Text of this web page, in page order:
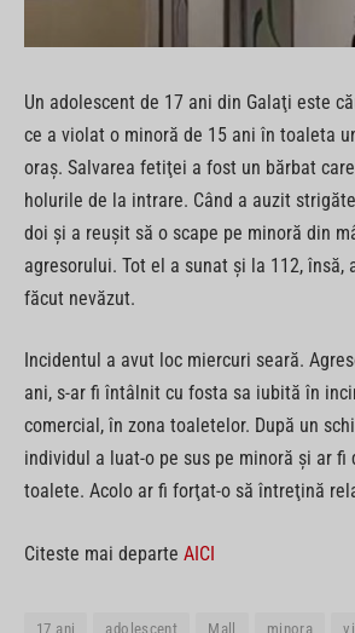
Un adolescent de 17 ani din Galaţi este
ce a violat o minoră de 15 ani în toaleta
oraş. Salvarea fetiţei a fost un bărbat
holurile de la intrare. Când a auzit
doi şi a reuşit să o scape pe minoră din
agresorului. Tot el a sunat şi la 112, însă,
făcut nevăzut.
Incidentul a avut loc miercuri seară.
ani, s-ar fi întâlnit cu fosta sa iubită în
comercial, în zona toaletelor. După un
individul a luat-o pe sus pe minoră şi ar fi
toalete. Acolo ar fi forţat-o să întreţină
Citeste mai departe AICI
17 ani adolescent Mall minora